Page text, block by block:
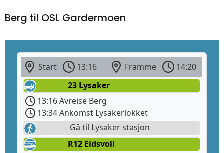
Berg til OSL Gardermoen
Start 13:16 Framme
14:20
23 Lysaker
13:16 Avreise Berg
13:34 Ankomst Lysakerlokket
Gå til Lysaker stasjon
R12 Eidsvoll